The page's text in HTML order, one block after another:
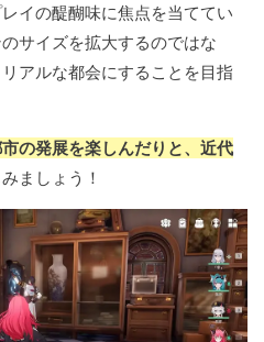
イの醍醐味に焦点を当ててい
サイズを拡大するのではな
アルな都会にすることを目指
の発展を楽しんだりと、近代
ましょう！